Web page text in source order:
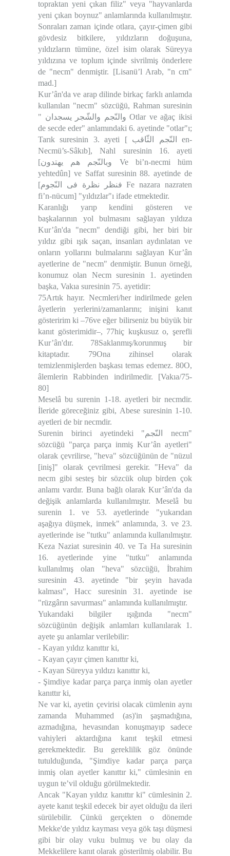
topraktan yeni çıkan filiz" veya "hayvanlarda
yeni çıkan boynuz" anlamlarında kullanılmıştır.
Sonraları zaman içinde otlara, çayır-çimen gibi
gövdesiz bitkilere, yıldızların doğuşuna,
yıldızların tümüne, özel isim olarak Süreyya
yıldızına ve toplum içinde sivrilmiş önderlere
de "necm" denmiştir. [Lisanü’l Arab, "n cm"
mad.]
Kur’ân'da ve arap dilinde birkaç farklı anlamda
kullanılan "necm" sözcüğü, Rahman suresinin
" والنّجم والشّجر يسجدان Otlar ve ağaç ikisi
de secde eder" anlamındaki 6. ayetinde "otlar"ı;
Tarık suresinin 3. ayeti [ النّجم الثّاقب en-
Necmü’s-Sâkıb], Nahl suresinin 16. ayeti
[وبالنّجم هم يهتدون Ve bi’n-necmi hüm
yehtedûn] ve Saffat suresinin 88. ayetinde de
[فنظر نظرة فى النّجوم Fe nazara nazraten
fi’n-nücum] "yıldızlar"ı ifade etmektedir.
Karanlığı yarıp kendini gösteren ve
başkalarının yol bulmasını sağlayan yıldıza
Kur’ân'da "necm" dendiği gibi, her biri bir
yıldız gibi ışık saçan, insanları aydınlatan ve
onların yollarını bulmalarını sağlayan Kur’ân
ayetlerine de "necm" denmiştir. Bunun örneği,
konumuz olan Necm suresinin 1. ayetinden
başka, Vakıa suresinin 75. ayetidir:
75Artık hayır. Necmleri/her indirilmede gelen
âyetlerin yerlerini/zamanlarını; inişini kanıt
gösteririm ki –76ve eğer bilirseniz bu büyük bir
kanıt gösterimidir–, 77hiç kuşkusuz o, şerefli
Kur’ân'dır. 78Saklanmış/korunmuş bir
kitaptadır. 79Ona zihinsel olarak
temizlenmişlerden başkası temas edemez. 80O,
âlemlerin Rabbinden indirilmedir. [Vakıa/75-
80]
Meselâ bu surenin 1-18. ayetleri bir necmdir.
İleride göreceğiniz gibi, Abese suresinin 1-10.
ayetleri de bir necmdir.
Surenin birinci ayetindeki "النّجم necm"
sözcüğü "parça parça inmiş Kur’ân ayetleri"
olarak çevrilirse, "heva" sözcüğünün de "nüzul
[iniş]" olarak çevrilmesi gerekir. "Heva" da
necm gibi sesteş bir sözcük olup birden çok
anlamı vardır. Buna bağlı olarak Kur’ân'da da
değişik anlamlarda kullanılmıştır. Meselâ bu
surenin 1. ve 53. ayetlerinde "yukarıdan
aşağıya düşmek, inmek" anlamında, 3. ve 23.
ayetlerinde ise "tutku" anlamında kullanılmıştır.
Keza Naziat suresinin 40. ve Ta Ha suresinin
16. ayetlerinde yine "tutku" anlamında
kullanılmış olan "heva" sözcüğü, İbrahim
suresinin 43. ayetinde "bir şeyin havada
kalması", Hacc suresinin 31. ayetinde ise
"rüzgârın savurması" anlamında kullanılmıştır.
Yukarıdaki bilgiler ışığında "necm"
sözcüğünün değişik anlamları kullanılarak 1.
ayete şu anlamlar verilebilir:
- Kayan yıldız kanıttır ki,
- Kayan çayır çimen kanıttır ki,
- Kayan Süreyya yıldızı kanıttır ki,
- Şimdiye kadar parça parça inmiş olan ayetler
kanıttır ki,
Ne var ki, ayetin çevirisi olacak cümlenin aynı
zamanda Muhammed (as)'in şaşmadığına,
azmadığına, hevasından konuşmayıp sadece
vahiyleri aktardığına kanıt teşkil etmesi
gerekmektedir. Bu gereklilik göz önünde
tutulduğunda, "Şimdiye kadar parça parça
inmiş olan ayetler kanıttır ki," cümlesinin en
uygun te’vil olduğu görülmektedir.
Ancak "Kayan yıldız kanıttır ki" cümlesinin 2.
ayete kanıt teşkil edecek bir ayet olduğu da ileri
sürülebilir. Çünkü gerçekten o dönemde
Mekke'de yıldız kayması veya gök taşı düşmesi
gibi bir olay vuku bulmuş ve bu olay da
Mekkelilere kanıt olarak gösterilmiş olabilir. Bu